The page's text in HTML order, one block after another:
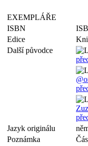
EXEMPLÁŘE
ISBN
Edice
Další původce
Jazyk originálu
Poznámka